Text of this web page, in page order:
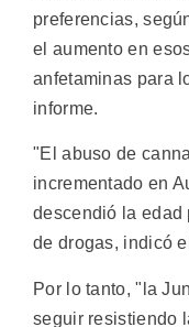
preferencias,
el aumento en
anfetaminas para
informe.
"El abuso de
incrementado en
descendió la edad
de drogas, indicó
Por lo tanto, "la
seguir resistiendo